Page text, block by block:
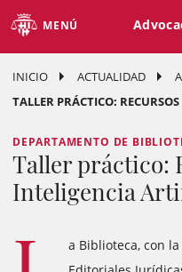
MENÚ
INICIO ACTUALIDAD
TALLER PRÁCTICO:
DEPARTAMENTO DE
Taller práctico:
Inteligencia
a Biblioteca, con